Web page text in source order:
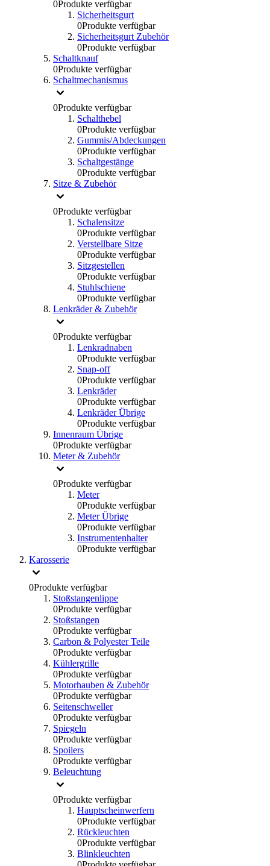
0Produkte verfügbar
Sicherheitsgurt
0Produkte verfügbar
Sicherheitsgurt Zubehör
0Produkte verfügbar
Schaltknauf
0Produkte verfügbar
Schaltmechanismus
0Produkte verfügbar
Schalthebel
0Produkte verfügbar
Gummis/Abdeckungen
0Produkte verfügbar
Schaltgestänge
0Produkte verfügbar
Sitze & Zubehör
0Produkte verfügbar
Schalensitze
0Produkte verfügbar
Verstellbare Sitze
0Produkte verfügbar
Sitzgestellen
0Produkte verfügbar
Stuhlschiene
0Produkte verfügbar
Lenkräder & Zubehör
0Produkte verfügbar
Lenkradnaben
0Produkte verfügbar
Snap-off
0Produkte verfügbar
Lenkräder
0Produkte verfügbar
Lenkräder Übrige
0Produkte verfügbar
Innenraum Übrige
0Produkte verfügbar
Meter & Zubehör
0Produkte verfügbar
Meter
0Produkte verfügbar
Meter Übrige
0Produkte verfügbar
Instrumentenhalter
0Produkte verfügbar
Karosserie
0Produkte verfügbar
Stoßstangenlippe
0Produkte verfügbar
Stoßstangen
0Produkte verfügbar
Carbon & Polyester Teile
0Produkte verfügbar
Kühlergrille
0Produkte verfügbar
Motorhauben & Zubehör
0Produkte verfügbar
Seitenschweller
0Produkte verfügbar
Spiegeln
0Produkte verfügbar
Spoilers
0Produkte verfügbar
Beleuchtung
0Produkte verfügbar
Hauptscheinwerfern
0Produkte verfügbar
Rückleuchten
0Produkte verfügbar
Blinkleuchten